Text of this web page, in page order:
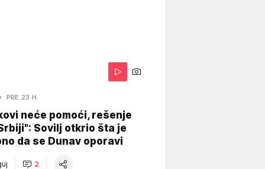
PRE 23 H
neće pomoći, rešenje
Sovilj otkrio šta je
da se Dunav oporavi
2